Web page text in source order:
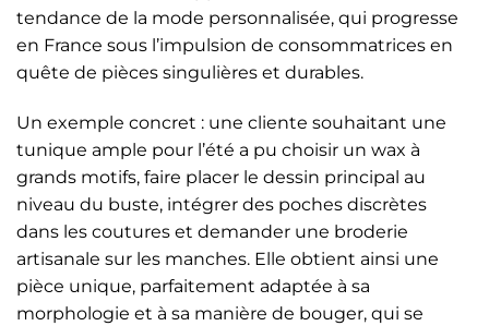
tendance de la mode personnalisée, qui progresse
en France sous l’impulsion de consommatrices en
quête de pièces singulières et durables.
Un exemple concret : une cliente souhaitant une
tunique ample pour l’été a pu choisir un wax à
grands motifs, faire placer le dessin principal au
niveau du buste, intégrer des poches discrètes
dans les coutures et demander une broderie
artisanale sur les manches. Elle obtient ainsi une
pièce unique, parfaitement adaptée à sa
morphologie et à sa manière de bouger, qui se